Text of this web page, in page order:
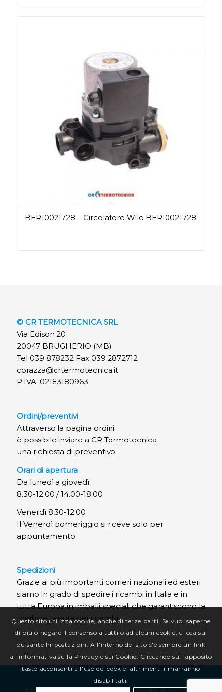
BER10021728 – Circolatore Wilo BER10021728
© CR TERMOTECNICA SRL
Via Edison 20
20047 BRUGHERIO (MB)
Tel 039 878232 Fax 039 2872712
corazza@crtermotecnica.it
P.IVA: 02183180963
Ordini/preventivi
Attraverso la pagina ordini
è possibile inviare a CR Termotecnica
una richiesta di preventivo.
Orari di apertura
Da lunedì a giovedì
8.30-12.00 / 14.00-18.00
Venerdì 8,30-12.00
Il Venerdì pomeriggio si riceve solo per
appuntamento
Spedizioni
Grazie ai più importanti corrieri nazionali ed esteri
siamo in grado di spedire i ricambi in Italia e in
tutta Europa in imballi speciali che garantiscono la
migliore tenuta dei ricambi.
Questo sito utilizza cookie, anche di terze parti. Se vuoi saperne
di più o negare il consenso a tutti o ad alcuni cookie, clicca sul
pulsante Impostazioni. All'interno del sito c'è sempre un link
all'informativa sulla Privacy e sui Cookie. Cliccando sull'apposito
tasto acconsenti all'uso dei cookie, altrimenti rimarranno
disabilitati.